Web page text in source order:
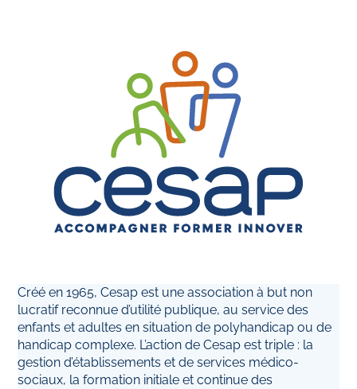
Créé en 1965, Cesap est une association à but non
lucratif reconnue d’utilité publique, au service des
enfants et adultes en situation de polyhandicap ou de
handicap complexe. L’action de Cesap est triple : la
gestion d’établissements et de services médico-
sociaux, la formation initiale et continue des